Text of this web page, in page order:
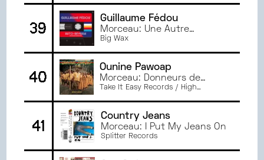
39
Guillaume Fédou
Morceau: Une Autre
Chanson
Big Wax
40
Ounine Pawoap
Morceau: Donneurs de
leçons
Take It Easy Records / High
41
Country Jeans
Morceau: I Put My Jeans On
Splitter Records